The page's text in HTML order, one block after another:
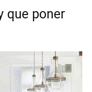
que poner